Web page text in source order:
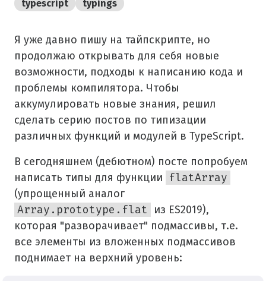
typescript typings
Я уже давно пишу на тайпскрипте, но
продолжаю открывать для себя новые
возможности, подходы к написанию кода и
проблемы компилятора. Чтобы
аккумулировать новые знания, решил
сделать серию постов по типизации
различных функций и модулей в TypeScript.
В сегодняшнем (дебютном) посте попробуем
написать типы для функции flatArray
(упрощенный аналог
Array.prototype.flat
из ES2019),
которая "разворачивает" подмассивы, т.е.
все элементы из вложенных подмассивов
поднимает на верхний уровень: